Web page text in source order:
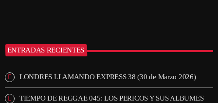
ENTRADAS RECIENTES
LONDRES LLAMANDO EXPRESS 38 (30 de Marzo 2026)
TIEMPO DE REGGAE 045: LOS PERICOS Y SUS ALBUMES